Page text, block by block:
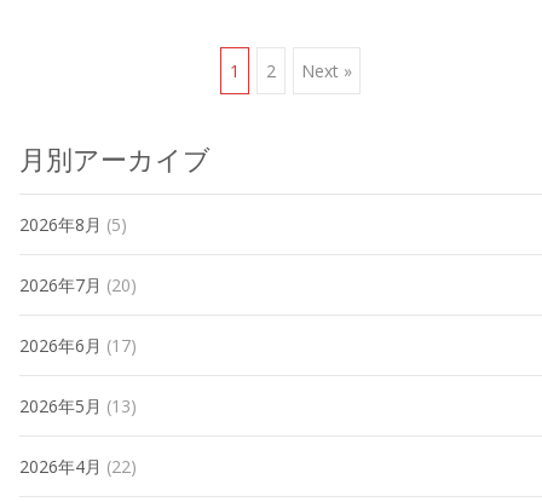
navigation
1 2 Next »
月別アーカイブ
2026年8月 (5)
2026年7月 (20)
2026年6月 (17)
2026年5月 (13)
2026年4月 (22)